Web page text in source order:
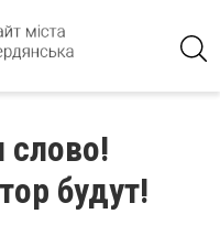
слово!
будут!